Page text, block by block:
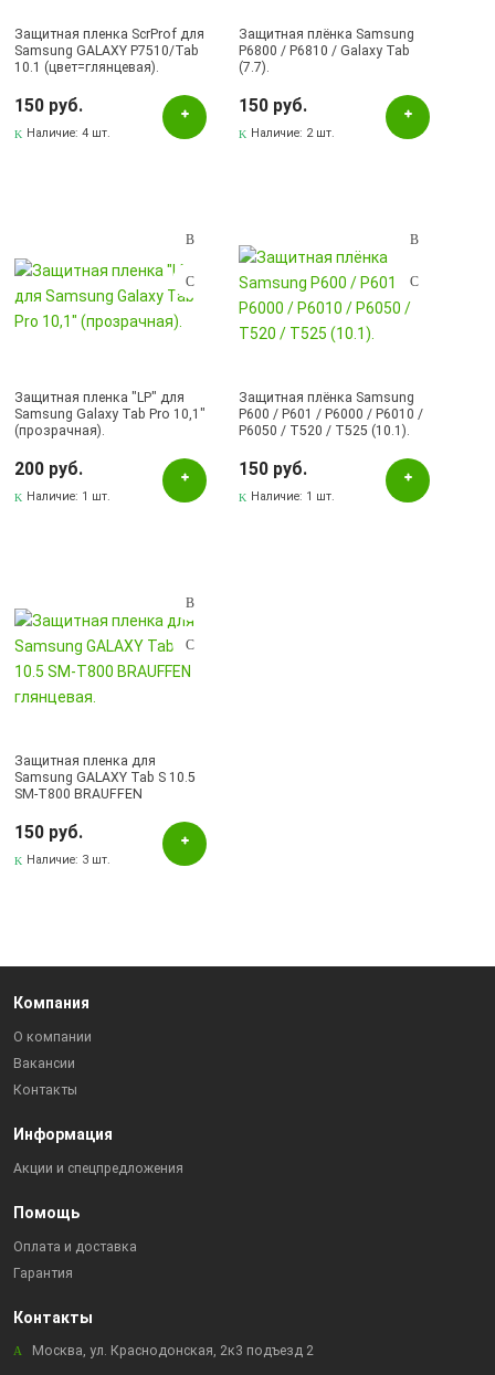
Защитная пленка ScrProf для
Samsung GALAXY P7510/Tab
10.1 (цвет=глянцевая).
150 руб.
Наличие:4 шт.
Защитная плёнка Samsung
P6800 / P6810 / Galaxy Tab
(7.7).
150 руб.
Наличие: 2 шт.
Защитная пленка "LP" для
Samsung Galaxy Tab Pro 10,1"
(прозрачная).
200 руб.
Наличие: 1 шт.
Защитная плёнка Samsung
P600 / P601 / P6000 / P6010 /
P6050 / T520 / T525 (10.1).
150 руб.
Наличие: 1 шт.
Защитная пленка для
Samsung GALAXY Tab S 10.5
SM-T800 BRAUFFEN
150 руб.
Наличие: 3 шт.
Компания
О компании
Вакансии
Контакты
Информация
Акции и спецпредложения
Помощь
Оплата и доставка
Гарантия
Контакты
Москва, ул. Краснодонская, 2к3 подъезд 2